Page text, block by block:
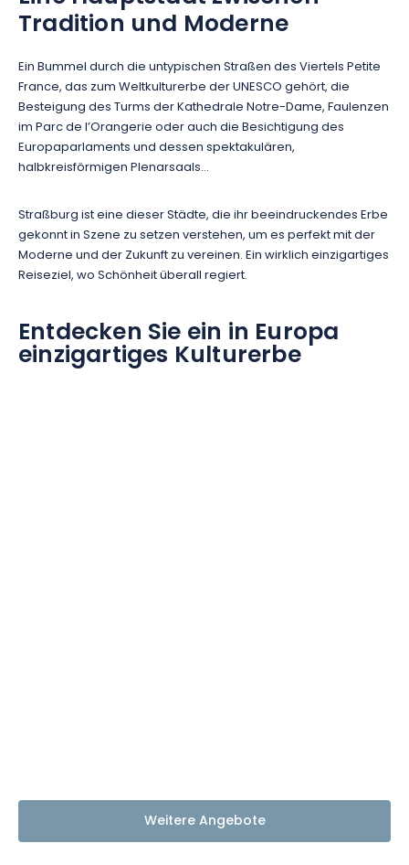
Tradition und Moderne
Ein Bummel durch die untypischen Straßen des Viertels Petite
France, das zum Weltkulturerbe der UNESCO gehört, die
Besteigung des Turms der Kathedrale Notre-Dame, Faulenzen
im Parc de l’Orangerie oder auch die Besichtigung des
Europaparlaments und dessen spektakulären,
halbkreisförmigen Plenarsaals…
Straßburg ist eine dieser Städte, die ihr beeindruckendes Erbe
gekonnt in Szene zu setzen verstehen, um es perfekt mit der
Moderne und der Zukunft zu vereinen. Ein wirklich einzigartiges
Reiseziel, wo Schönheit überall regiert.
Entdecken Sie ein in Europa
einzigartiges Kulturerbe
Weitere Angebote